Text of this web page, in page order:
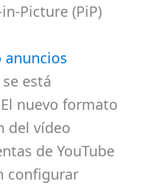
Picture (PiP)
anuncios
está
nuevo formato
del vídeo
de YouTube
configurar